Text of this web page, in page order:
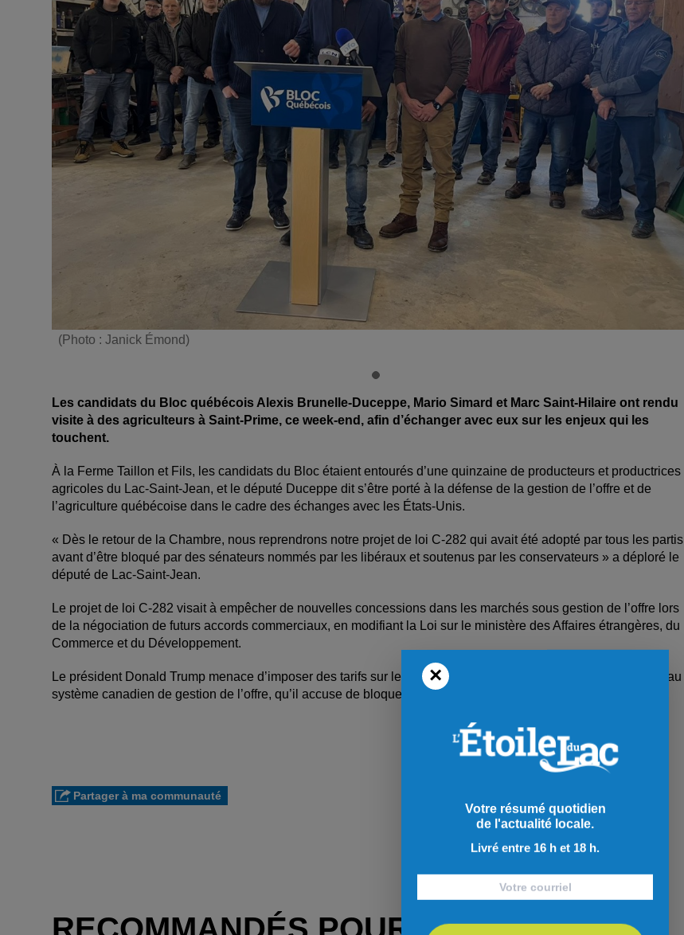
(Photo : Janick Émond)
Les candidats du Bloc québécois Alexis Brunelle-Duceppe, Mario Simard et Marc Saint-Hilaire ont rendu
visite à des agriculteurs à Saint-Prime, ce week-end, afin d’échanger avec eux sur les enjeux qui les
touchent.
À la Ferme Taillon et Fils, les candidats du Bloc étaient entourés d’une quinzaine de producteurs et productrices
agricoles du Lac-Saint-Jean, et le député Duceppe dit s’être porté à la défense de la gestion de l’offre et de
l’agriculture québécoise dans le cadre des échanges avec les États-Unis.
« Dès le retour de la Chambre, nous reprendrons notre projet de loi C-282 qui avait été adopté par tous les partis
avant d’être bloqué par des sénateurs nommés par les libéraux et soutenus par les conservateurs » a déploré le
député de Lac-Saint-Jean.
Le projet de loi C-282 visait à empêcher de nouvelles concessions dans les marchés sous gestion de l’offre lors
de la négociation de futurs accords commerciaux, en modifiant la Loi sur le ministère des Affaires étrangères, du
Commerce et du Développement.
Le président Donald Trump menace d’imposer des tarifs sur les produits laitiers canadiens. Il s’attaque en fait au
système canadien de gestion de l’offre, qu’il accuse de bloquer l’accès aux producteurs étrangers.
Partager à ma communauté
×
Votre résumé quotidien
de l'actualité locale.
Livré entre 16 h et 18 h.